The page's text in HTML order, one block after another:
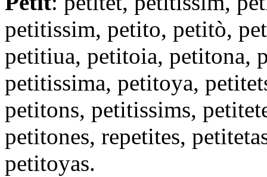
petitissim, petito, petitò,
petitiua, petitoia, petitona,
petitissima, petitoya,
petitons, petitissims,
petitones, repetites,
petitoyas.